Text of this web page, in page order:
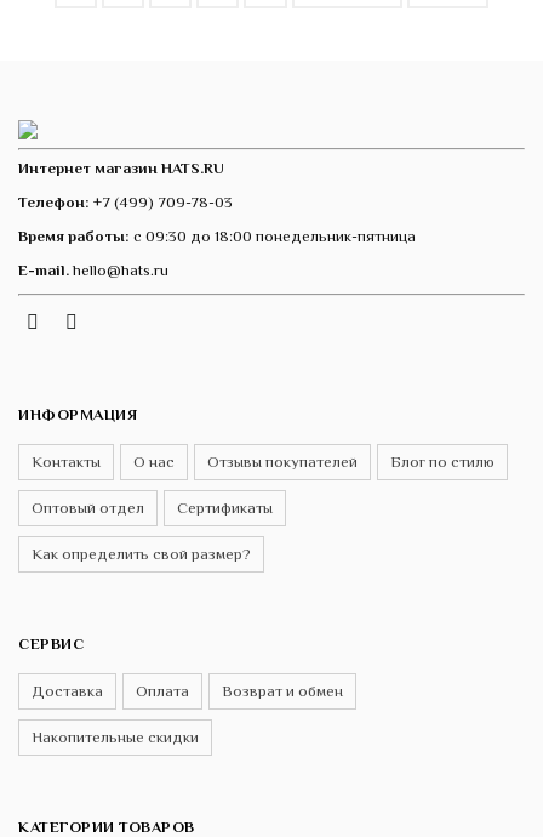
Интернет магазин HATS.RU
Телефон: +7 (499) 709-78-03
Время работы: с 09:30 до 18:00 понедельник-пятница
E-mail. hello@hats.ru
Instagram
ИНФОРМАЦИЯ
Контакты О нас Отзывы покупателей Блог по стилю
Оптовый отдел Сертификаты
Как определить свой размер?
СЕРВИС
Доставка Оплата Возврат и обмен
Накопительные скидки
КАТЕГОРИИ ТОВАРОВ